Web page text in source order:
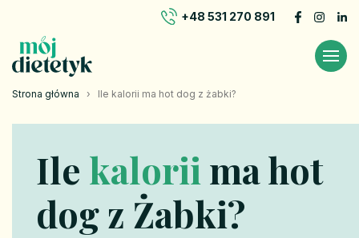
+48 531 270 891
Strona główna › Ile kalorii ma hot dog z żabki?
Ile kalorii ma hot
dog z Żabki?